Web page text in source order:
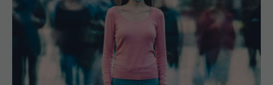
XEC, noua variantă COVID. Se răspândește rapid
16 sep 2024, 08:42